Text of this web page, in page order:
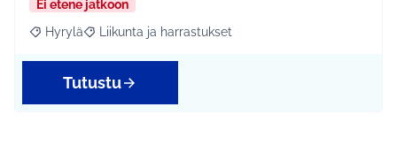
Ei etene jatkoon
Rajaa tulokset aihepiirin mukaan: Hyrylä
Hyrylä Rajaa tulokset teeman mukaan: Liikunta ja
Liikunta ja harrastukset
Tutustu